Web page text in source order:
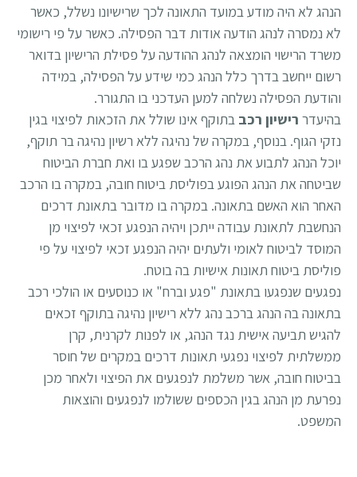
הנהג לא היה מודע במועד התאונה לכך שרישיונו נשלל, כאשר
לא נמסרה לנהג הודעה אודות דבר הפסילה. כאשר על פי רישומי
משרד הרישוי הומצאה לנהג ההודעה על פסילת הרישיון בדואר
רשום ייחשב בדרך כלל הנהג כמי שידע על הפסילה, במידה
והודעת הפסילה נשלחה למען העדכני בו התגורר.
בהיעדר רישיון רכב בתוקף אינו שולל את הזכאות לפיצוי בגין
נזקי הגוף. בנוסף, במקרה של נהיגה ללא רשיון נהיגה בר תוקף,
יוכל הנהג לתבוע את נהג הרכב שפגע בו ואת חברת הביטוח
שביטחה את הנהג הפוגע בפוליסת ביטוח חובה, במקרה בו הרכב
האחר הוא האשם בתאונה. במקרה בו מדובר בתאונת דרכים
הנחשבת לתאונת עבודה ייתכן ויהיה הנפגע זכאי לפיצוי מן
המוסד לביטוח לאומי ולעתים יהיה הנפגע זכאי לפיצוי על פי
פוליסת ביטוח תאונות אישיות בה בוטח.
נפגעים שנפגעו בתאונת "פגע וברח" או כנוסעים או הולכי רכב
בתאונה בה הנהג ברכב נהג ללא רישיון נהיגה בתוקף זכאים
להגיש תביעה אישית נגד הנהג, או לפנות לקרנית, קרן
ממשלתית לפיצוי נפגעי תאונות דרכים במקרים של חוסר
בביטוח חובה, אשר משלמת לנפגעים את הפיצוי ולאחר מכן
נפרעת מן הנהג בגין הכספים ששולמו לנפגעים והוצאות
המשפט.